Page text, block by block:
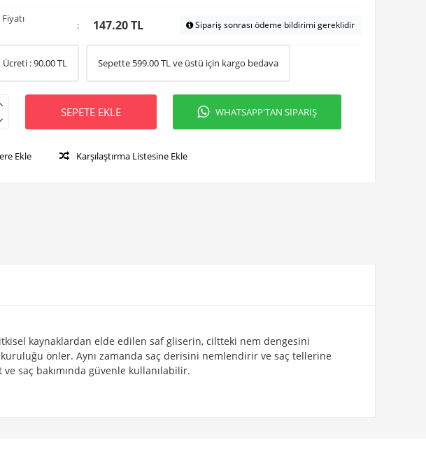
: 147.20 TL Sipariş sonrası ödeme bildirimi gereklidir
Ücreti :90.00TL Sepette 599.00TL ve üstü için kargo bedava
SEPETE EKLE WHATSAPP'TAN SİPARİŞ
Ekle Karşılaştırma Listesine Ekle
kaynaklardan elde edilen saf gliserin, ciltteki nem dengesini
önler. Aynı zamanda saç derisini nemlendirir ve saç tellerine
saç bakımında güvenle kullanılabilir.